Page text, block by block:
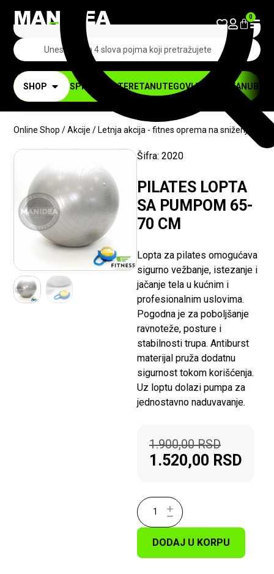
0
SHOP SPRAVE ZA TERETANUTEGOVI ZA TERETANU
Online Shop /Akcije /Letnja akcija - fitnes oprema na sniženju
Šifra: 2020
PILATES LOPTA
SA PUMPOM 65-
70 CM
Lopta za pilates omogućava
sigurno vežbanje, istezanje i
jačanje tela u kućnim i
profesionalnim uslovima.
Pogodna je za poboljšanje
ravnoteže, posture i
stabilnosti trupa. Antiburst
materijal pruža dodatnu
sigurnost tokom korišćenja.
Uz loptu dolazi pumpa za
jednostavno naduvavanje.
1.900,00RSD
1.520,00 RSD
DODAJ U KORPU